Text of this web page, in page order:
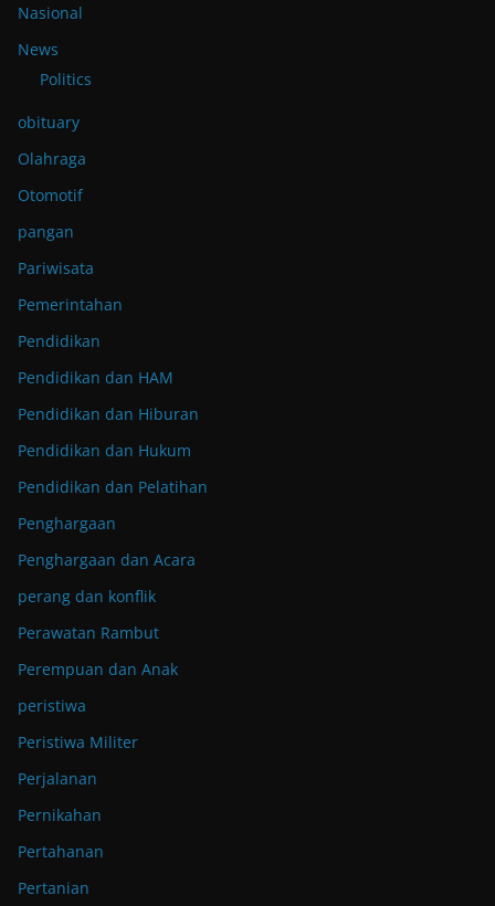
Nasional
News
Politics
obituary
Olahraga
Otomotif
pangan
Pariwisata
Pemerintahan
Pendidikan
Pendidikan dan HAM
Pendidikan dan Hiburan
Pendidikan dan Hukum
Pendidikan dan Pelatihan
Penghargaan
Penghargaan dan Acara
perang dan konflik
Perawatan Rambut
Perempuan dan Anak
peristiwa
Peristiwa Militer
Perjalanan
Pernikahan
Pertahanan
Pertanian